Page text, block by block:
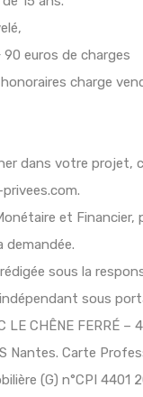
euros de charges
charge
dans votre projet,
et
demandée.
sous la
sous
CHÊNE FERRÉ –
Nantes. Carte
(G) n°CPI 4401